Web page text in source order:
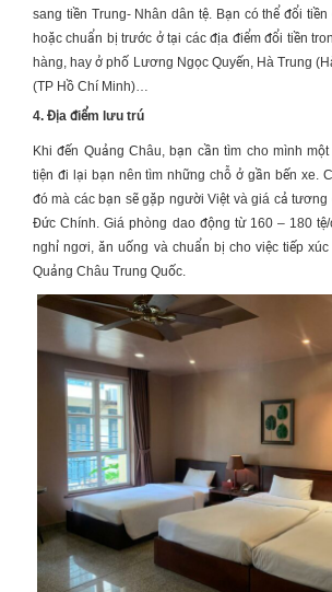
sang tiền Trung- Nhân dân tệ. Bạn có thể đổi
hoặc chuẩn bị trước ở tại các địa điểm đổi tiền
hàng, hay ở phố Lương Ngọc Quyến, Hà Trung
(TP Hồ Chí Minh)…
4. Địa điểm lưu trú
Khi đến Quảng Châu, bạn cần tìm cho mình
tiện đi lại bạn nên tìm những chỗ ở gần bến xe.
đó mà các bạn sẽ gặp người Việt và giá cả
Đức Chính. Giá phòng dao động từ 160 – 180
nghỉ ngơi, ăn uống và chuẩn bị cho việc tiếp
Quảng Châu Trung Quốc.